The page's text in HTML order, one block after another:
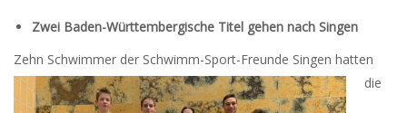
Zwei Baden-Württembergische Titel gehen nach Singen
Zehn Schwimmer der Schwimm-Sport-Freunde Singen hatten
die